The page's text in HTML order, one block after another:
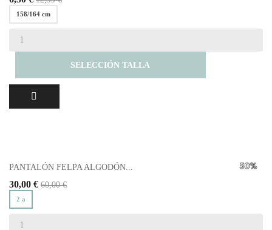
158/164 cm
SELECCIÓN TALLA
PANTALÓN FELPA ALGODÓN...
30,00 € 60,00 €
2 a